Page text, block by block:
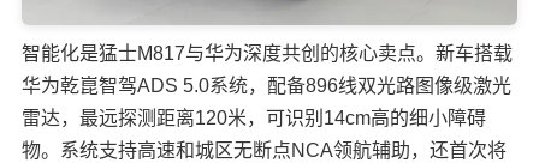
智能化是猛士M817与华为深度共创的核心卖点。新车搭载
华为乾崑智驾ADS 5.0系统，配备896线双光路图像级激光
雷达，最远探测距离120米，可识别14cm高的细小障碍
物。系统支持高速和城区无断点NCA领航辅助，还首次将